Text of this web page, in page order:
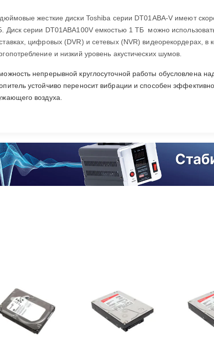
жесткие диски Toshiba серии DT01ABA-V имеют
Диск серии DT01ABA100V емкостью 1 TБ можно
цифровых (DVR) и сетевых (NVR) видеорекордерах,
и низкий уровень акустических шумов.
непрерывной круглосуточной работы обусловлена
устойчиво переносит вибрации и способен
воздуха.